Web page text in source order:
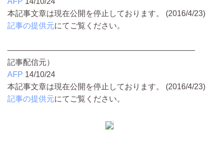
本記事文章は現在公開を停止しております。 (2016/4/23)
記事の提供元にてご覧ください。
――――――――――――――――――――――――
記事配信元）
AFP 14/10/24
本記事文章は現在公開を停止しております。 (2016/4/23)
記事の提供元にてご覧ください。